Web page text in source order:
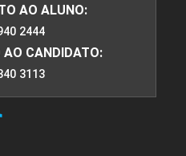
AO ALUNO:
2444
CANDIDATO:
3113